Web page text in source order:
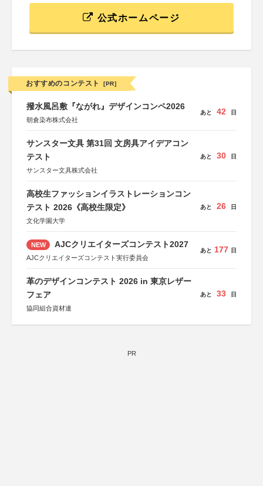
公式ホームページ
おすすめのコンテスト [PR]
撥水風呂敷『ながれ』デザインコンペ2026
朝倉染布株式会社
あと 42 日
サンスター文具 第31回 文房具アイデアコン
テスト
サンスター文具株式会社
あと 30 日
高校生ファッションイラストレーションコン
テスト 2026《高校生限定》
文化学園大学
あと 26 日
NEW AJCクリエイターズコンテスト2027
AJCクリエイターズコンテスト実行委員会
あと 177 日
革のデザインコンテスト 2026 in 東京レザー
フェア
協同組合資材連
あと 33 日
PR